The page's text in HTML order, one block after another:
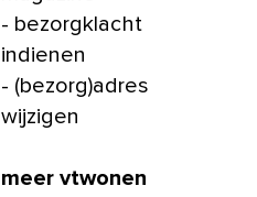
- bezorgklacht
indienen
- (bezorg)adres
wijzigen
meer vtwonen